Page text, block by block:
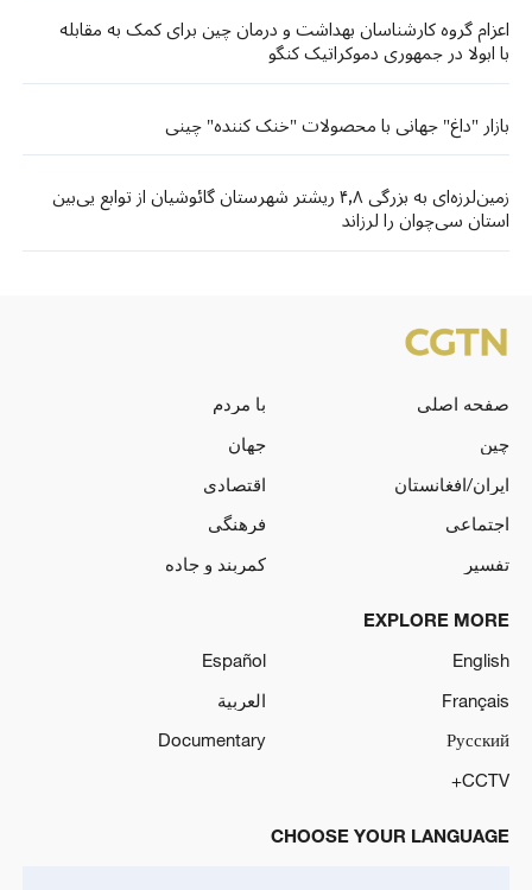
اعزام گروه کارشناسان بهداشت و درمان چین برای کمک به مقابله
با ابولا در جمهوری دموکراتیک کنگو
بازار "داغ" جهانی با محصولات "خنک کننده" چینی
زمین‌لرزه‌ای به بزرگی ۴٫۸ ریشتر شهرستان گائوشیان از توابع یی‌بین
استان سی‌چوان را لرزاند
صفحه اصلی
با مردم
چین
جهان
ایران/افغانستان
اقتصادی
اجتماعی
فرهنگی
تفسیر
کمربند و جاده
EXPLORE MORE
English
Español
Français
العربية
Русский
Documentary
CCTV+
CHOOSE YOUR LANGUAGE